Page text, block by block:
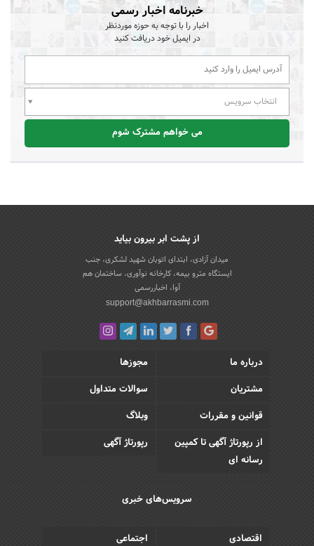
خبرنامه اخبار رسمی
اخبار را با توجه به حوزه موردنظر
در ایمیل خود دریافت کنید
انتخاب سرویس
می خواهم مشترک شوم
از پشت ابر بیرون بیاید
میدان آزادی، ابتدای اتوبان شهید لشکری، جنب
ایستگاه مترو بیمه، کارخانه نوآوری، ساختمان هم
آوا، اخباررسمی
support@akhbarrasmi.com
درباره ما
مجوزها
مشتریان
سوالات متداول
قوانین و مقررات
وبلاگ
از رپورتاژ آگهی تا کمپین
رسانه ای
رپورتاژ آگهی
سرویس‌های خبری
اقتصادی اجتماعی